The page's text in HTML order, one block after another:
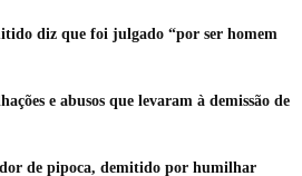
diz que foi julgado “por ser homem
e abusos que levaram à demissão de
de pipoca, demitido por humilhar